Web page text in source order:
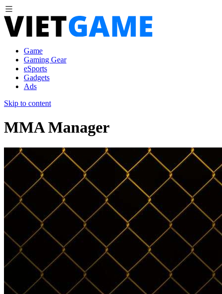
Game
Gaming Gear
eSports
Gadgets
Ads
Skip to content
MMA Manager